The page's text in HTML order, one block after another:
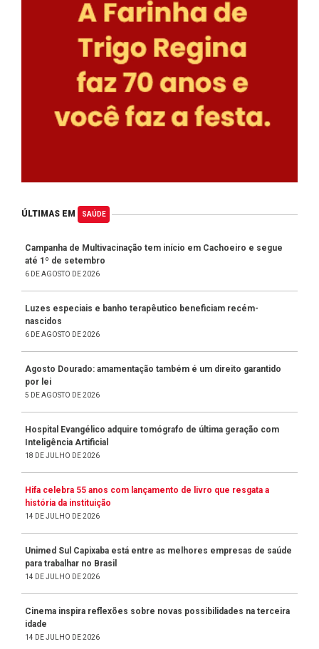
ÚLTIMAS EM SAÚDE
Campanha de Multivacinação tem início em Cachoeiro e segue
até 1º de setembro
6 DE AGOSTO DE 2026
Luzes especiais e banho terapêutico beneficiam recém-
nascidos
6 DE AGOSTO DE 2026
Agosto Dourado: amamentação também é um direito garantido
por lei
5 DE AGOSTO DE 2026
Hospital Evangélico adquire tomógrafo de última geração com
Inteligência Artificial
18 DE JULHO DE 2026
Hifa celebra 55 anos com lançamento de livro que resgata a
história da instituição
14 DE JULHO DE 2026
Unimed Sul Capixaba está entre as melhores empresas de saúde
para trabalhar no Brasil
14 DE JULHO DE 2026
Cinema inspira reflexões sobre novas possibilidades na terceira
idade
14 DE JULHO DE 2026